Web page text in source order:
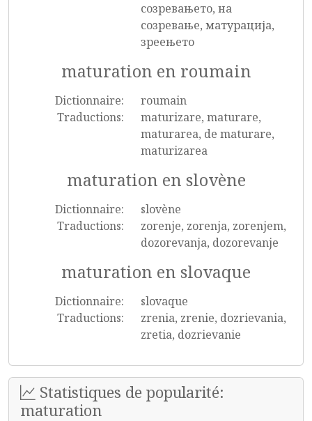
созревањето, на
созревање, матурација,
зреењето
maturation en roumain
Dictionnaire:
roumain
Traductions:
maturizare, maturare,
maturarea, de maturare,
maturizarea
maturation en slovène
Dictionnaire:
slovène
Traductions:
zorenje, zorenja, zorenjem,
dozorevanja, dozorevanje
maturation en slovaque
Dictionnaire:
slovaque
Traductions:
zrenia, zrenie, dozrievania,
zretia, dozrievanie
Statistiques de popularité:
maturation